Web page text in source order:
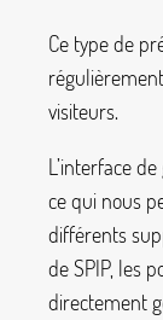
Ce type de
visiteurs.
L’interface
ce qui nous
différents
de SPIP, les
directement